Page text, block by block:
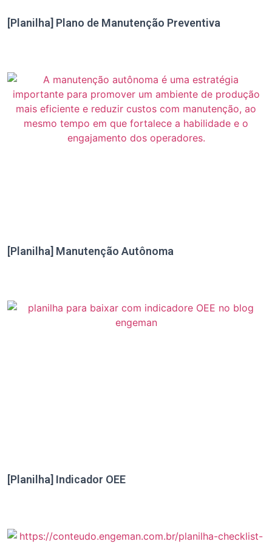
[Planilha] Plano de Manutenção Preventiva
[Planilha] Manutenção Autônoma
[Planilha] Indicador OEE